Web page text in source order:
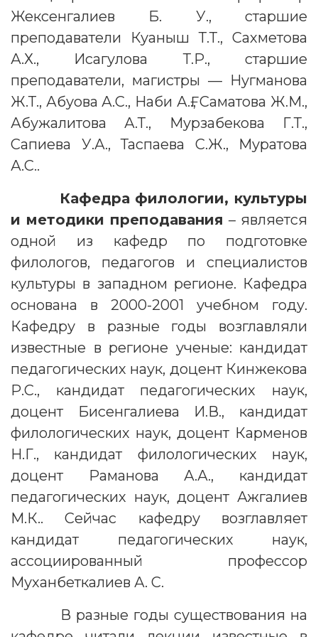
Жексенгалиев Б. У., старшие
преподаватели Куаныш Т.Т., Сахметова
А.Х., Исагулова Т.Р., старшие
преподаватели, магистры — Нугманова
Ж.Т., Абуова А.С., Наби А.Ғ., Саматова Ж.М.,
Абужалитова А.Т., Мурзабекова Г.Т.,
Сапиева У.А., Таспаева С.Ж., Муратова
А.С..
Кафедра филологии, культуры
и методики преподавания– является
одной из кафедр по подготовке
филологов, педагогов и специалистов
культуры в западном регионе. Кафедра
основана в 2000-2001 учебном году.
Кафедру в разные годы возглавляли
известные в регионе ученые: кандидат
педагогических наук, доцент Кинжекова
Р.С., кандидат педагогических наук,
доцент Бисенгалиева И.В., кандидат
филологических наук, доцент Карменов
Н.Г., кандидат филологических наук,
доцент Раманова А.А., кандидат
педагогических наук, доцент Ажгалиев
М.К.. Сейчас кафедру возглавляет
кандидат педагогических наук,
ассоциированный профессор
Муханбеткалиев А. С.
В разные годы существования на